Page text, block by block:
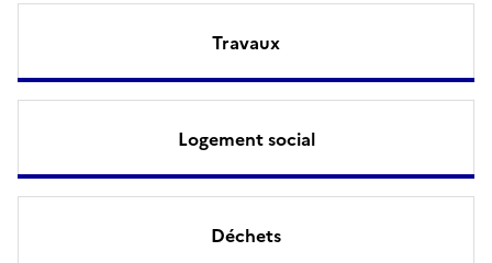
Travaux
Logement social
Déchets